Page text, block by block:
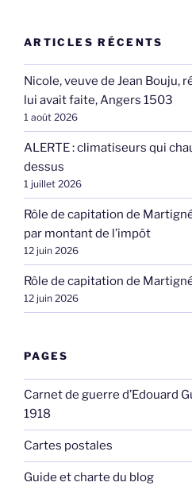
ARTICLES RÉCENTS
Nicole, veuve de Jean Bouju,
lui avait faite, Angers 1503
1 août 2026
ALERTE : climatiseurs qui
dessus
1 juillet 2026
Rôle de capitation de
par montant de l’impôt
12 juin 2026
Rôle de capitation de
12 juin 2026
PAGES
Carnet de guerre d’Edouard
1918
Cartes postales
Guide et charte du blog